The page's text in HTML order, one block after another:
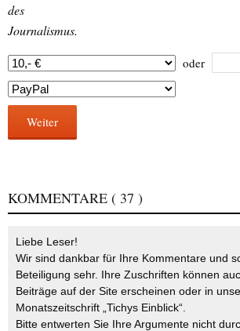
des
Journalismus.
oder
Weiter
KOMMENTARE ( 37 )
Liebe Leser!
Wir sind dankbar für Ihre Kommentare und
Beteiligung sehr. Ihre Zuschriften können
Beiträge auf der Site erscheinen oder in
Monatszeitschrift „Tichys Einblick“.
Bitte entwerten Sie Ihre Argumente nicht